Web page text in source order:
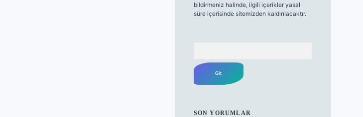
bildirmeniz halinde, ilgili içerikler yasal
süre içerisinde sitemizden kaldırılacaktır.
SON YORUMLAR